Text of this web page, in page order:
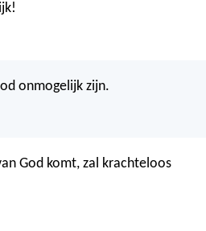
onmogelijk zijn.
God komt, zal krachteloos